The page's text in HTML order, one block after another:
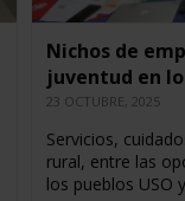
Nichos de
juventud en
23 OCTUBRE, 2025
Servicios,
rural, entre las
los pueblos USO